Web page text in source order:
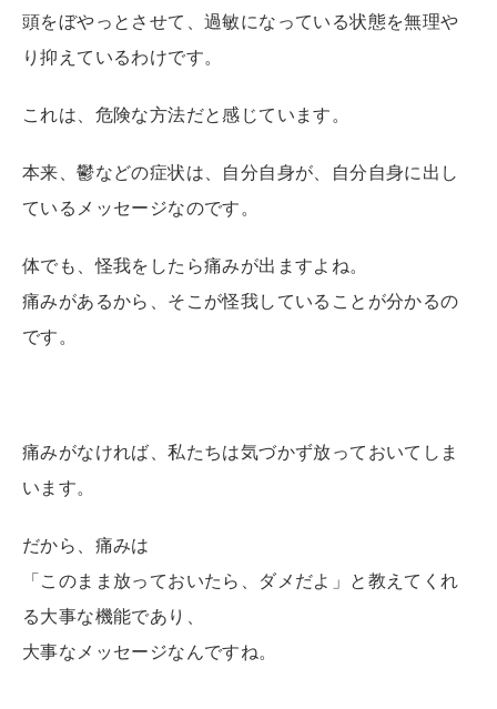
頭をぼやっとさせて、過敏になっている状態を無理や
り抑えているわけです。
これは、危険な方法だと感じています。
本来、鬱などの症状は、自分自身が、自分自身に出し
ているメッセージなのです。
体でも、怪我をしたら痛みが出ますよね。
痛みがあるから、そこが怪我していることが分かるの
です。
痛みがなければ、私たちは気づかず放っておいてしま
います。
だから、痛みは
「このまま放っておいたら、ダメだよ」と教えてくれ
る大事な機能であり、
大事なメッセージなんですね。